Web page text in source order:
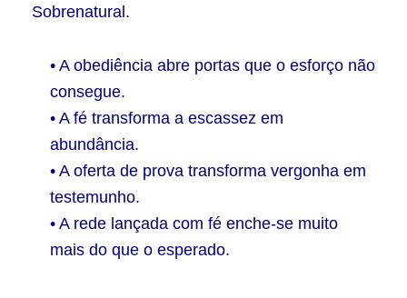
Sobrenatural.
• A obediência abre portas que o esforço não
consegue.
• A fé transforma a escassez em
abundância.
• A oferta de prova transforma vergonha em
testemunho.
• A rede lançada com fé enche-se muito
mais do que o esperado.